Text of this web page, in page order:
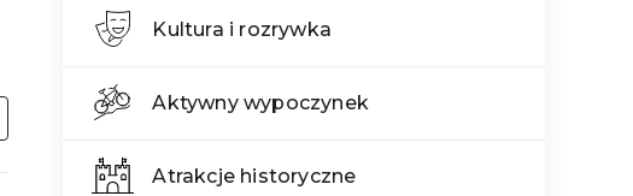
Kultura i rozrywka
Aktywny wypoczynek
Atrakcje historyczne